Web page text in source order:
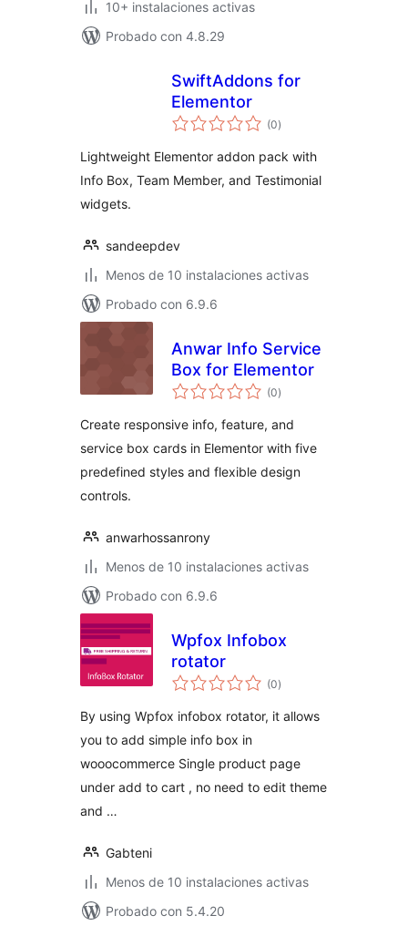
10+ instalaciones activas
Probado con 4.8.29
SwiftAddons for
Elementor
(0total
de
)
Lightweight Elementor addon pack with
Info Box, Team Member, and Testimonial
widgets.
sandeepdev
Menos de 10 instalaciones activas
Probado con 6.9.6
Anwar Info Service
Box for Elementor
(0total
de
)
Create responsive info, feature, and
service box cards in Elementor with five
predefined styles and flexible design
controls.
anwarhossanrony
Menos de 10 instalaciones activas
Probado con 6.9.6
Wpfox Infobox
rotator
(0total
de
)
By using Wpfox infobox rotator, it allows
you to add simple info box in
wooocommerce Single product page
under add to cart , no need to edit theme
and …
Gabteni
Menos de 10 instalaciones activas
Probado con 5.4.20